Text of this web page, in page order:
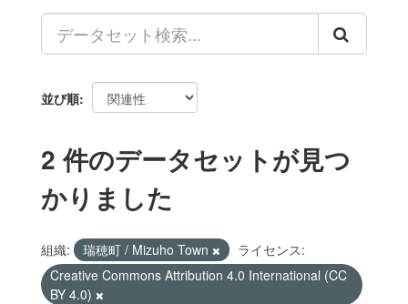
並び順
2 件のデータセットが見つ
かりました
組織: 瑞穂町 / Mizuho Town
ライセンス:
Creative Commons Attribution 4.0 International (CC
BY 4.0)